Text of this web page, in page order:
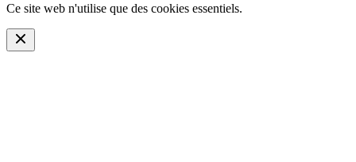
Ce site web n'utilise que des cookies essentiels.